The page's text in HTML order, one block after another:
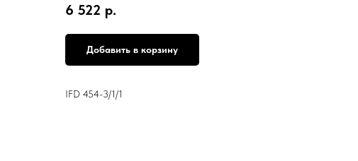
6 522 р.
Добавить в корзину
IFD 454-3/1/1